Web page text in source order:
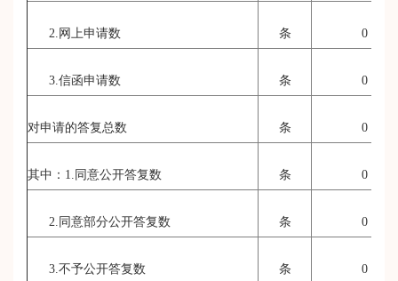
2. 网上申请数 条 0
3. 信函申请数 条 0
对申请的答复总数 条 0
其中： 1. 同意公开答复数 条 0
2. 同意部分公开答复数 条 0
3. 不予公开答复数 条 0